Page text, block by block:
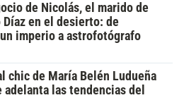
de Nicolás, el marido de
Díaz en el desierto: de
imperio a astrofotógrafo
chic de María Belén Ludueña
adelanta las tendencias del